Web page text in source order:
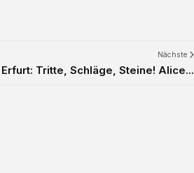
Nächste
Tritte, Schläge, Steine! Alice...